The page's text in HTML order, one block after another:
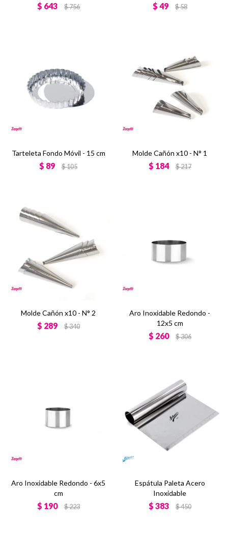
$ 643 $756 $ 49 $58
Tarteleta Fondo Móvil - 15 cm
$ 89 $105
Molde Cañón x10 - N° 1
$ 184 $217
Molde Cañón x10 - N° 2
$ 289 $340
Aro Inoxidable Redondo -
12x5 cm
$ 260 $306
Aro Inoxidable Redondo - 6x5
cm
$ 190 $223
Espátula Paleta Acero
Inoxidable
$ 383 $450